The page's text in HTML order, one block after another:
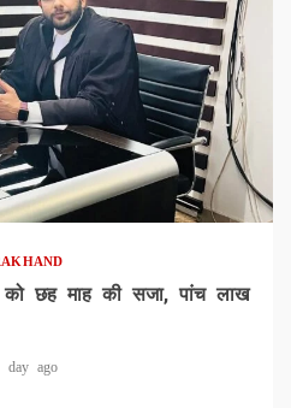
छह माह की सजा, पांच लाख
day ago